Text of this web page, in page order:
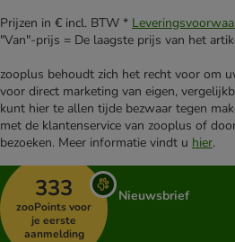
Prijzen in € incl. BTW *
"Van"-prijs = De laagste prijs van het
zooplus behoudt zich het recht voor om
voor direct marketing van eigen,
kunt hier te allen tijde bezwaar tegen
met de klantenservice van zooplus of
bezoeken. Meer informatie vindt u hier.
333
zooPoints voor
je eerste
aanmelding
Nieuwsbrief